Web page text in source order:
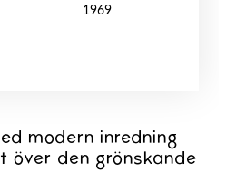
1969
modern inredning
över den grönskande